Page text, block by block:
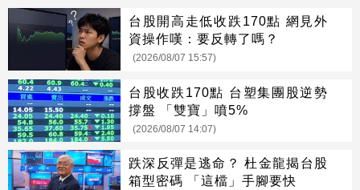
台股開高走低收跌170點 網見外
資操作嘆：要反轉了嗎？
(2026/08/07 15:57)
台股收跌170點 台塑集團股逆勢
撐盤 「雙寶」噴5%
(2026/08/07 14:07)
跌深反彈是逃命？ 杜金龍揭台股
箱型密碼 「這檔」手腳要快